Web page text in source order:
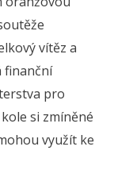
vítěz a
finanční
pro
si zmíněné
využít ke